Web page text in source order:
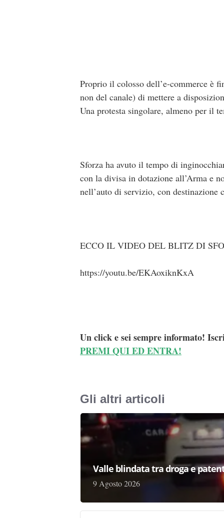
Proprio il colosso dell’e-commerce è
non del canale) di mettere a
Una protesta singolare, almeno per il
Sforza ha avuto il tempo di
con la divisa in dotazione all’Arma e
nell’auto di servizio, con destinazione
ECCO IL VIDEO DEL BLITZ DI
https://youtu.be/EKAoxiknKxA
Un click e sei sempre informato!
PREMI QUI ED ENTRA!
Gli altri articoli
Valle blindata tra droga e
9 Agosto 2026